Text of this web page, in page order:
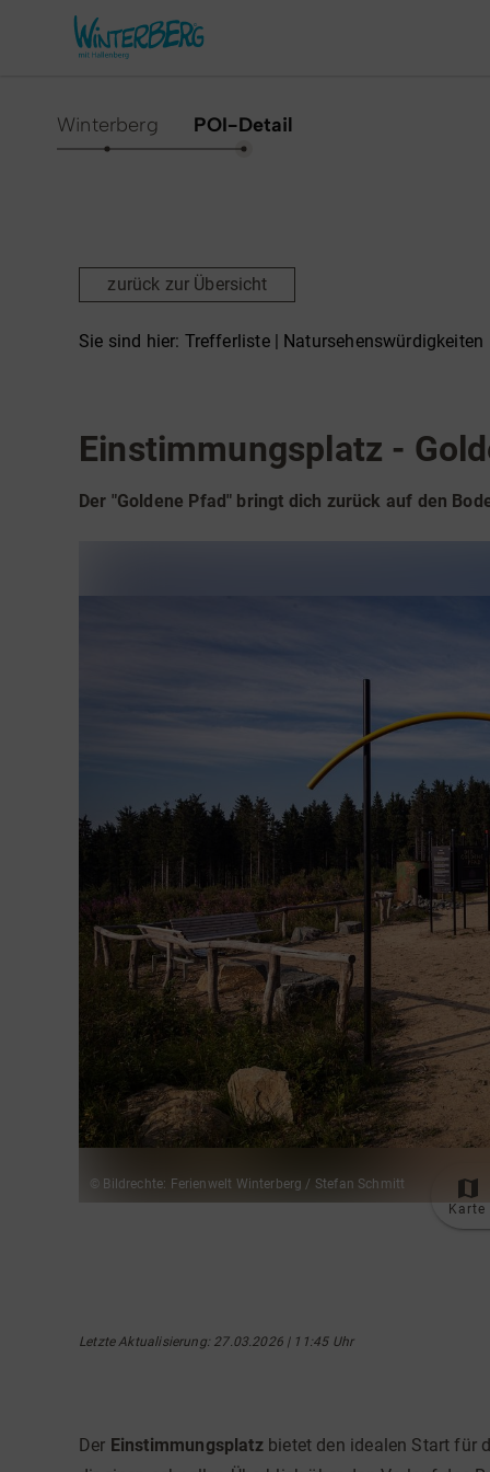
Winter
Freizeithighlights
Gruppenerlebnisse &
Teamevents
Essen
Sauerland SommerCard
Winterberg POI-Detail
zurück zur Übersicht
Sie sind hier: Trefferliste | Natursehenswürdigkeiten
Einstimmungsplatz -
Der "Goldene Pfad" bringt dich zurück auf den
© Bildrechte: Ferienwelt Winterberg / Stefan Schmitt
Karte
Letzte Aktualisierung: 27.03.2026 | 11:45 Uhr
Der Einstimmungsplatz bietet den idealen Start für